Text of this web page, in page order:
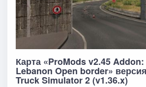
Карта «ProMods v2.45
Lebanon Open border»
Truck Simulator 2 (v1.36.x)